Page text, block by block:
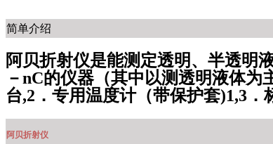
简单介绍
阿贝折射仪是能测定透明、半透
－nC的仪器（其中以测透明液体为主
台,2．专用温度计（带保护套)1,3．
阿贝折射仪